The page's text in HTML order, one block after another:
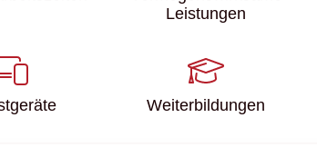
Leistungen
Weiter­bildungen